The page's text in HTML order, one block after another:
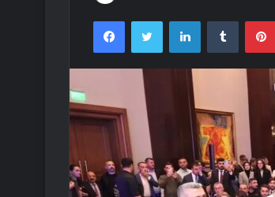
FacebookTwitter LinkedInTumblr